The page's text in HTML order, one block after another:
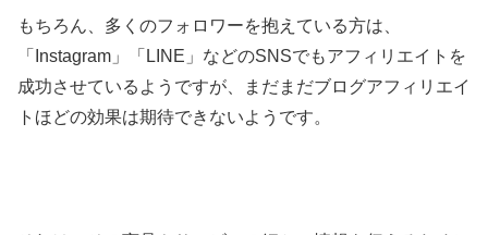
もちろん、多くのフォロワーを抱えている方は、
「Instagram」「LINE」などのSNSでもアフィリエイトを
成功させているようですが、まだまだブログアフィリエイ
トほどの効果は期待できないようです。